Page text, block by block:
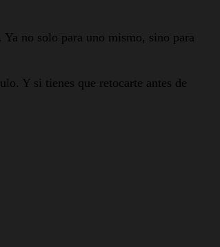
no solo para uno mismo, sino para
Y si tienes que retocarte antes de